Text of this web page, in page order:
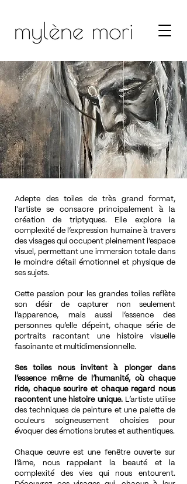
Adepte des toiles de très grand format,
l'artiste se consacre principalement à la
création de triptyques. Elle explore la
complexité de l’expression humaine à travers
des visages qui occupent pleinement l’espace
visuel, permettant une immersion totale dans
le moindre détail émotionnel et physique de
ses sujets.
Cette passion pour les grandes toiles reflète
son désir de capturer non seulement
l’apparence, mais aussi l’essence des
personnes qu’elle dépeint, chaque série de
portraits racontant une histoire visuelle
fascinante et multidimensionnelle.
Ses toiles nous invitent à plonger dans
l’essence même de l’humanité, où chaque
ride, chaque sourire et chaque regard nous
racontent une histoire unique.L’artiste utilise
des techniques de peinture et une palette de
couleurs soigneusement choisies pour
évoquer des émotions brutes et authentiques.
Chaque œuvre est une fenêtre ouverte sur
l’âme, nous rappelant la beauté et la
complexité des vies qui nous entourent.